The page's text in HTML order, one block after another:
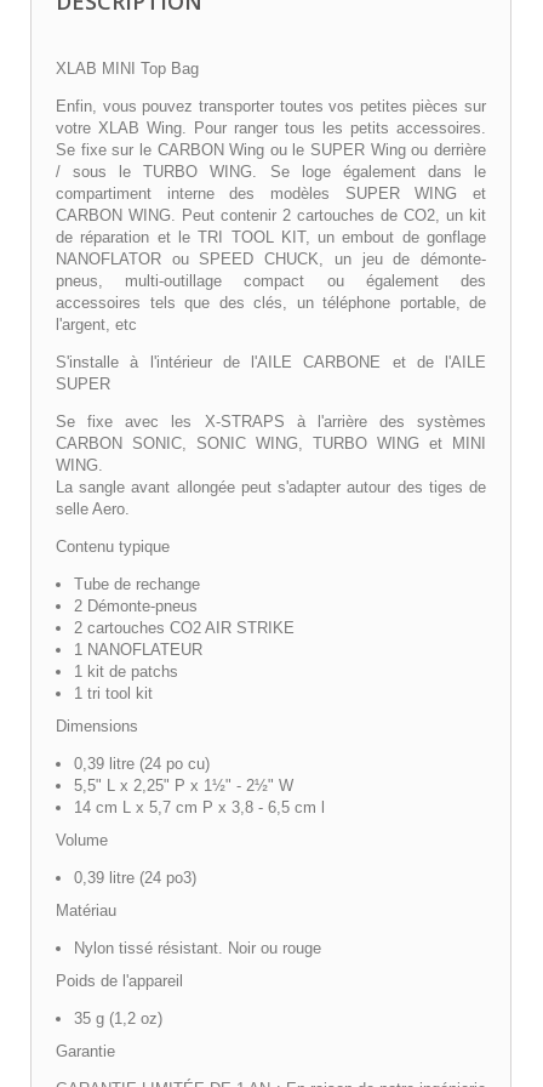
XLAB MINI Top Bag
Enfin, vous pouvez transporter toutes vos petites pièces sur
votre XLAB Wing. Pour ranger tous les petits accessoires.
Se fixe sur le CARBON Wing ou le SUPER Wing ou derrière
/ sous le TURBO WING. Se loge également dans le
compartiment interne des modèles SUPER WING et
CARBON WING. Peut contenir 2 cartouches de CO2, un kit
de réparation et le TRI TOOL KIT, un embout de gonflage
NANOFLATOR ou SPEED CHUCK, un jeu de démonte-
pneus, multi-outillage compact ou également des
accessoires tels que des clés, un téléphone portable, de
l'argent, etc
S'installe à l'intérieur de l'AILE CARBONE et de l'AILE
SUPER
Se fixe avec les X-STRAPS à l'arrière des systèmes
CARBON SONIC, SONIC WING, TURBO WING et MINI
WING.
La sangle avant allongée peut s'adapter autour des tiges de
selle Aero.
Contenu typique
Tube de rechange
2 Démonte-pneus
2 cartouches CO2 AIR STRIKE
1 NANOFLATEUR
1 kit de patchs
1 tri tool kit
Dimensions
0,39 litre (24 po cu)
5,5" L x 2,25" P x 1½" - 2½" W
14 cm L x 5,7 cm P x 3,8 - 6,5 cm l
Volume
0,39 litre (24 po3)
Matériau
Nylon tissé résistant. Noir ou rouge
Poids de l'appareil
35 g (1,2 oz)
Garantie